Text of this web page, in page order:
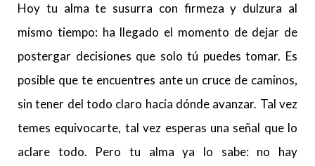
Hoy tu alma te susurra con firmeza y dulzura al
mismo tiempo: ha llegado el momento de dejar de
postergar decisiones que solo tú puedes tomar. Es
posible que te encuentres ante un cruce de caminos,
sin tener del todo claro hacia dónde avanzar. Tal vez
temes equivocarte, tal vez esperas una señal que lo
aclare todo. Pero tu alma ya lo sabe: no hay